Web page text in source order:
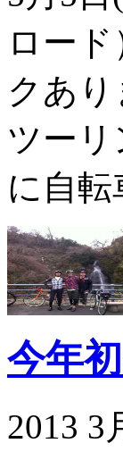
ロー
クあ
ツー
に自
今年
2013 3